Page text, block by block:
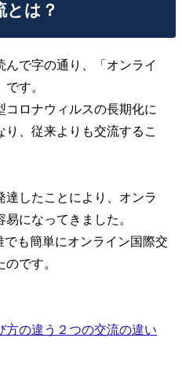
とは？
で字の通り、「オンライ
す。
コロナウィルスの長期化に
、従来よりも交流するこ
達したことにより、オンラ
になってきました。
も簡単にオンライン国際交
です。
方の違う２つの交流の違い